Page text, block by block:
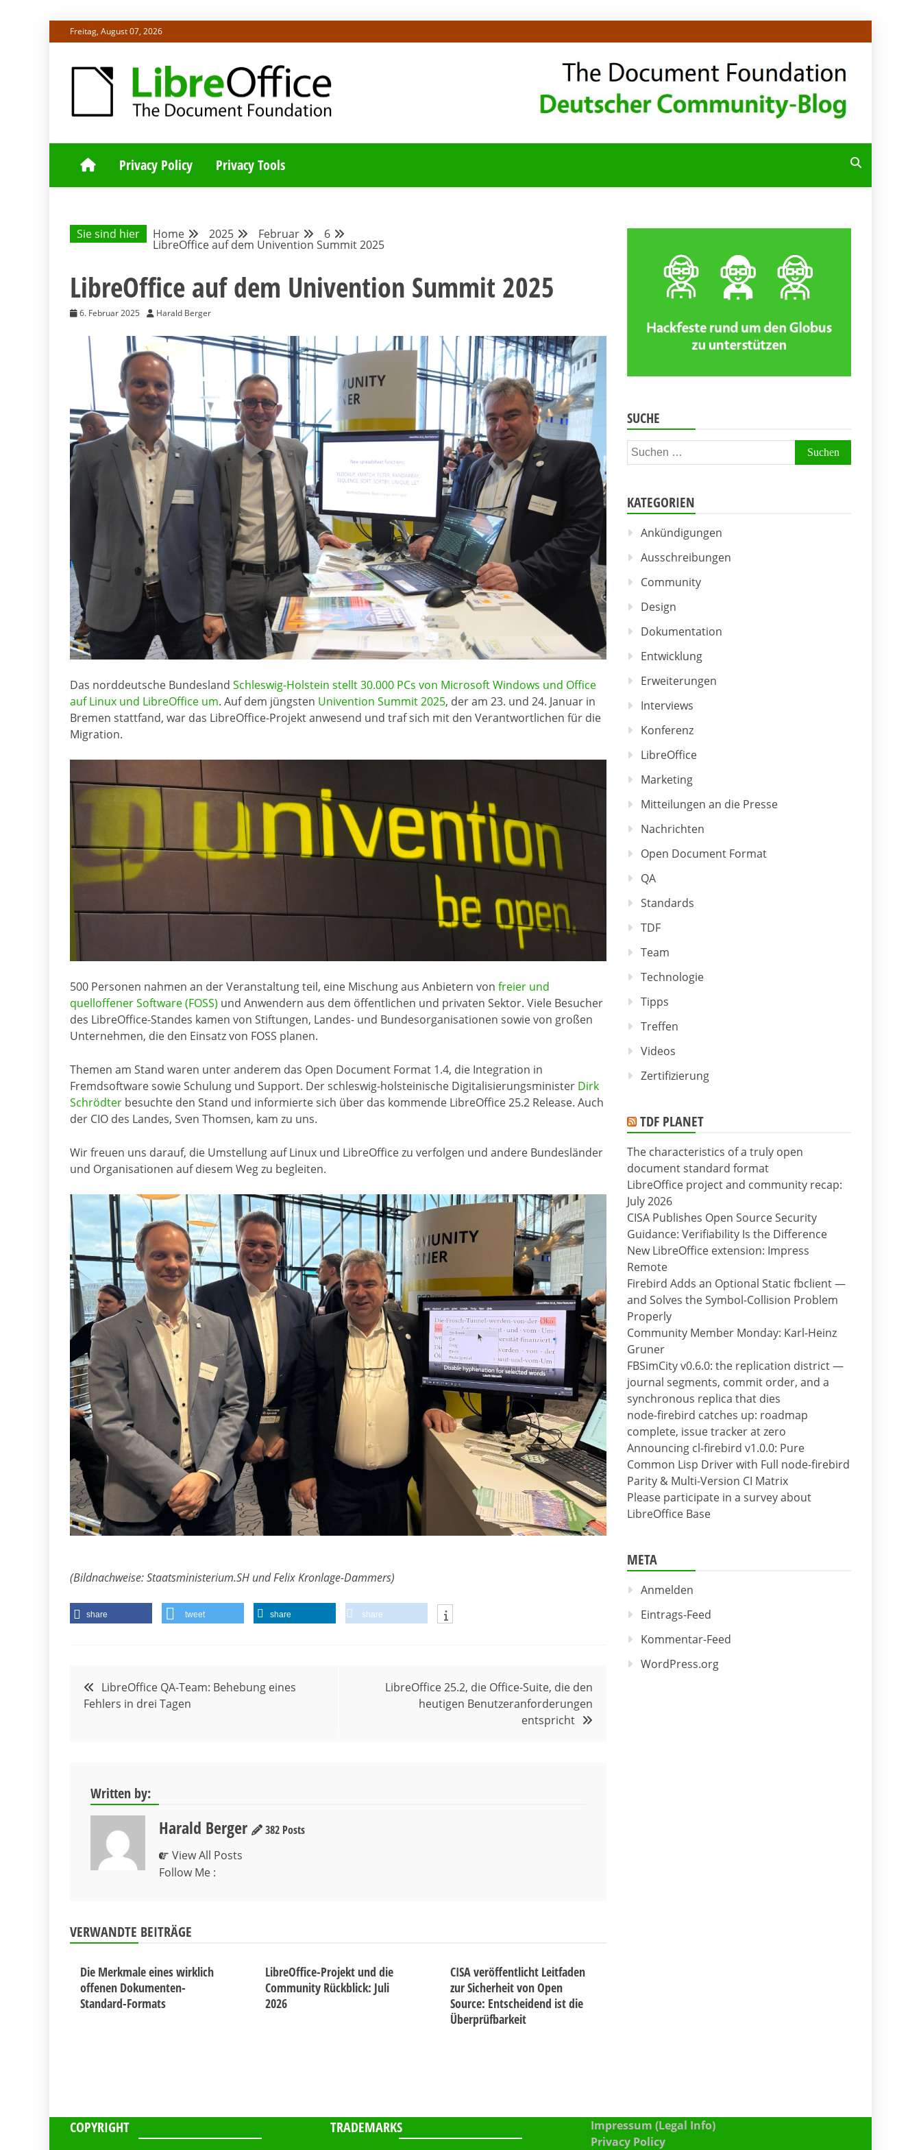
to
Freitag, August 07, 2026
DEUTSCHER COMMUNITY-BLOG
Privacy Policy Privacy Tools
Sie sind hier Home 2025 Februar 6
LibreOffice auf dem Univention Summit 2025
LibreOffice auf dem Univention Summit 2025
6. Februar 2025 Harald Berger
Das norddeutsche Bundesland Schleswig-Holstein stellt 30.000 PCs von Microsoft Windows und Office
auf Linux und LibreOffice um. Auf dem jüngsten Univention Summit 2025, der am 23. und 24. Januar in
Bremen stattfand, war das LibreOffice-Projekt anwesend und traf sich mit den Verantwortlichen für die
Migration.
500 Personen nahmen an der Veranstaltung teil, eine Mischung aus Anbietern von freier und
quelloffener Software (FOSS) und Anwendern aus dem öffentlichen und privaten Sektor. Viele Besucher
des LibreOffice-Standes kamen von Stiftungen, Landes- und Bundesorganisationen sowie von großen
Unternehmen, die den Einsatz von FOSS planen.
Themen am Stand waren unter anderem das Open Document Format 1.4, die Integration in
Fremdsoftware sowie Schulung und Support. Der schleswig-holsteinische Digitalisierungsminister Dirk
Schrödter besuchte den Stand und informierte sich über das kommende LibreOffice 25.2 Release. Auch
der CIO des Landes, Sven Thomsen, kam zu uns.
Wir freuen uns darauf, die Umstellung auf Linux und LibreOffice zu verfolgen und andere Bundesländer
und Organisationen auf diesem Weg zu begleiten.
(Bildnachweise: Staatsministerium.SH und Felix Kronlage-Dammers)
share tweet share share
Beitragsnavigation
LibreOffice QA-Team: Behebung eines
Fehlers in drei Tagen
LibreOffice 25.2, die Office-Suite, die den
heutigen Benutzeranforderungen
entspricht
Written by:
Harald Berger
382 Posts
View All Posts
Follow Me :
VERWANDTE BEITRÄGE
Die Merkmale eines wirklich
offenen Dokumenten-
Standard-Formats
LibreOffice-Projekt und die
Community Rückblick: Juli
2026
CISA veröffentlicht Leitfaden
zur Sicherheit von Open
Source: Entscheidend ist die
Überprüfbarkeit
SUCHE
Suchen
nach:
KATEGORIEN
Ankündigungen
Ausschreibungen
Community
Design
Dokumentation
Entwicklung
Erweiterungen
Interviews
Konferenz
LibreOffice
Marketing
Mitteilungen an die Presse
Nachrichten
Open Document Format
QA
Standards
TDF
Team
Technologie
Tipps
Treffen
Videos
Zertifizierung
TDF PLANET
The characteristics of a truly open
document standard format
LibreOffice project and community recap:
July 2026
CISA Publishes Open Source Security
Guidance: Verifiability Is the Difference
New LibreOffice extension: Impress
Remote
Firebird Adds an Optional Static fbclient —
and Solves the Symbol-Collision Problem
Properly
Community Member Monday: Karl-Heinz
Gruner
FBSimCity v0.6.0: the replication district —
journal segments, commit order, and a
synchronous replica that dies
node-firebird catches up: roadmap
complete, issue tracker at zero
Announcing cl-firebird v1.0.0: Pure
Common Lisp Driver with Full node-firebird
Parity & Multi-Version CI Matrix
Please participate in a survey about
LibreOffice Base
META
Anmelden
Eintrags-Feed
Kommentar-Feed
WordPress.org
COPYRIGHT TRADEMARKS
Impressum (Legal Info)
Privacy Policy